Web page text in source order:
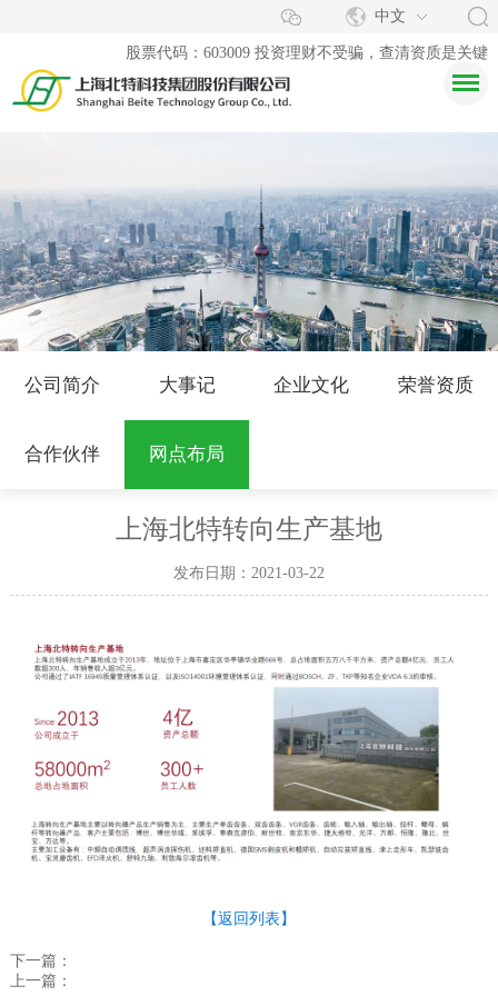
股票代码：603009 投资理财不受骗，查清资质是关键
中文
公司简介 大事记 企业文化 荣誉资质
合作伙伴 网点布局
上海北特转向生产基地
发布日期：2021-03-22
【返回列表】
下一篇：
上一篇：